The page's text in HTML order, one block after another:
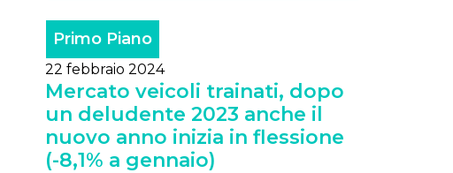
Primo Piano
22 febbraio 2024
Mercato veicoli trainati, dopo
un deludente 2023 anche il
nuovo anno inizia in flessione
(-8,1% a gennaio)